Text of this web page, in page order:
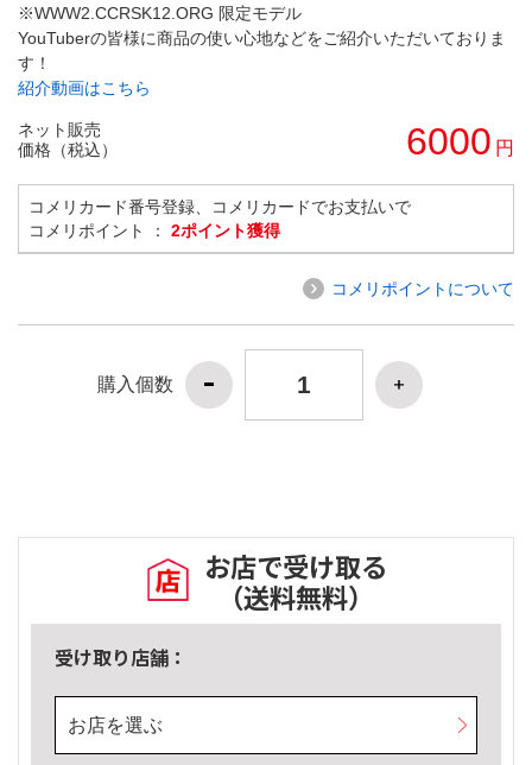
※WWW2.CCRSK12.ORG 限定モデル
YouTuberの皆様に商品の使い心地などをご紹介いただいておりま
す！
紹介動画はこちら
ネット販売
価格（税込）
6000 円
コメリカード番号登録、コメリカードでお支払いで
コメリポイント ： 2ポイント獲得
コメリポイントについて
購入個数
お店で受け取る
（送料無料）
受け取り店舗：
お店を選ぶ